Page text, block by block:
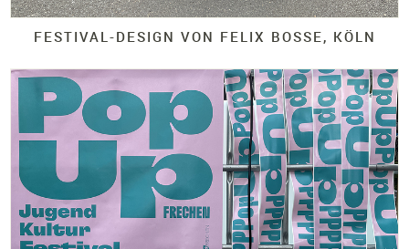
FESTIVAL-DESIGN VON FELIX BOSSE, KÖLN